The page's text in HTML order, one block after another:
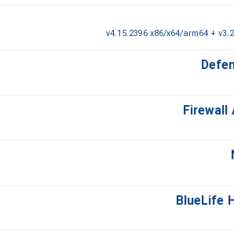
v4.15.2396 x86/x64/arm64 +
Firewall
BlueLife